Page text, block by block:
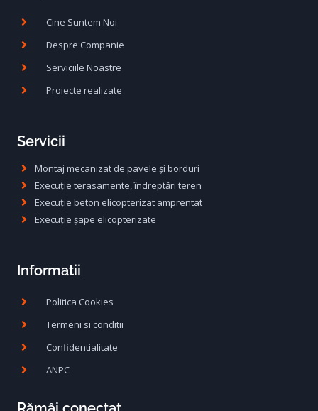
Cine Suntem Noi
Despre Companie
Serviciile Noastre
Proiecte realizate
Servicii
Montaj mecanizat de pavele și borduri
Execuție terasamente, îndreptări teren
Execuție beton elicopterizat amprentat
Execuție șape elicopterizate
Informatii
Politica Cookies
Termeni si conditii
Confidentialitate
ANPC